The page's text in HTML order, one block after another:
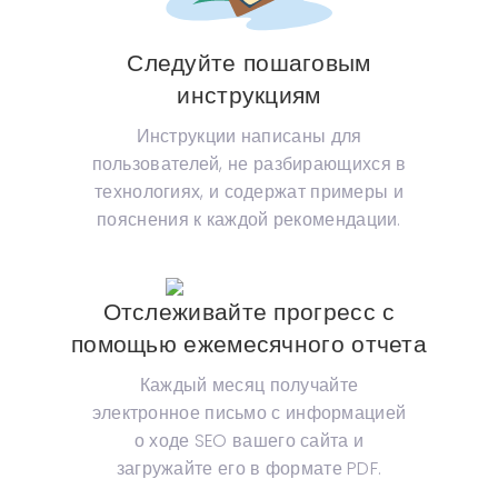
Следуйте пошаговым
инструкциям
Инструкции написаны для
пользователей, не разбирающихся в
технологиях, и содержат примеры и
пояснения к каждой рекомендации.
Отслеживайте прогресс с
помощью ежемесячного отчета
Каждый месяц получайте
электронное письмо с информацией
о ходе SEO вашего сайта и
загружайте его в формате PDF.